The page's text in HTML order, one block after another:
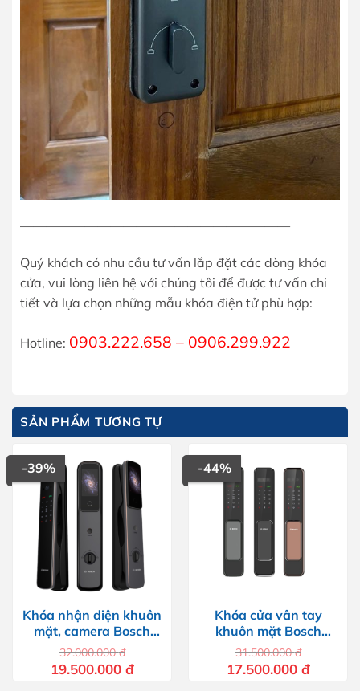
—————————————————————
Quý khách có nhu cầu tư vấn lắp đặt các dòng khóa
cửa, vui lòng liên hệ với chúng tôi để được tư vấn chi
tiết và lựa chọn những mẫu khóa điện tử phù hợp:
Hotline: 0903.222.658 – 0906.299.922
SẢN PHẨM TƯƠNG TỰ
-39%
Khóa nhận diện khuôn
mặt, camera Bosch
EL800VF
32.000.000đ
Giá
gốc
19.500.000 đGiá
hiện
-44%
Khóa cửa vân tay
khuôn mặt Bosch
EL600F
31.500.000đ
Giá
gốc
17.500.000 đGiá
hiện